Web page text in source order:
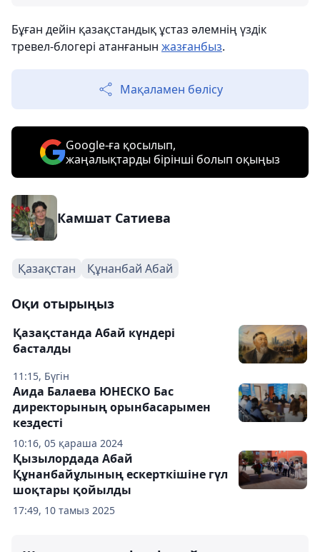
Бұған дейін қазақстандық ұстаз әлемнің үздік
тревел-блогері атанғанын жазғанбыз.
Мақаламен бөлісу
Google-ға қосылып,
жаңалықтарды бірінші болып оқыңыз
Камшат Сатиева
Қазақстан Құнанбай Абай
Оқи отырыңыз
11:15, Бүгін
Қазақстанда Абай күндері
басталды
10:16, 05 қараша 2024
Аида Балаева ЮНЕСКО Бас
директорының орынбасарымен
кездесті
17:49, 10 тамыз 2025
Қызылордада Абай
Құнанбайұлының ескерткішіне гүл
шоқтары қойылды